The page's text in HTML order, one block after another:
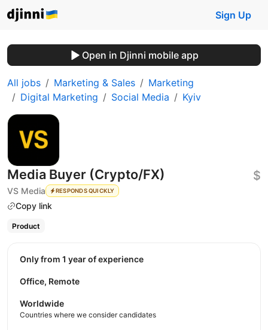
Sign Up
Open in Djinni mobile app
All jobs Marketing & Sales
Marketing
Digital Marketing
Social Media Kyiv
Media Buyer (Crypto/FX)
VS Media RESPONDS QUICKLY
Copy link
$
Product
Only from 1 year of experience
Office, Remote
Worldwide
Countries where we consider candidates